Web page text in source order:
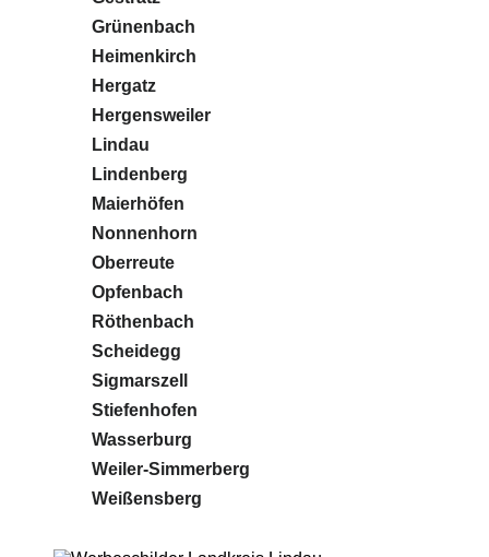
Grünenbach
Heimenkirch
Hergatz
Hergensweiler
Lindau
Lindenberg
Maierhöfen
Nonnenhorn
Oberreute
Opfenbach
Röthenbach
Scheidegg
Sigmarszell
Stiefenhofen
Wasserburg
Weiler-Simmerberg
Weißensberg